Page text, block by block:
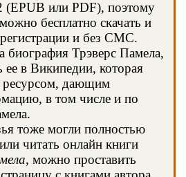
(EPUB или PDF), поэтому
бесплатно скачать и
и без СМС.
биография Трэверс Памела,
в Википедии, которая
ресурсом, дающим
в том числе и по
тоже могли полностью
читать онлайн книги
, можно проставить